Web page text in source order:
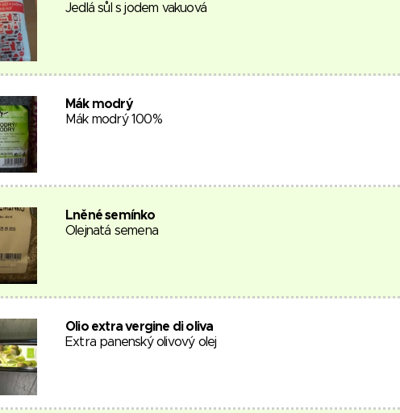
Jedlá sůl s jodem vakuová
Mák modrý
Mák modrý 100%
Lněné semínko
Olejnatá semena
Olio extra vergine di oliva
Extra panenský olivový olej